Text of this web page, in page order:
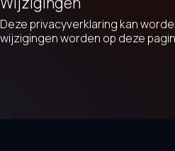
Deze privacyverklaring kan
wijzigingen worden op deze